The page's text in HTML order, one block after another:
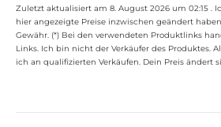
Zuletzt aktualisiert am 8. August 2026 um 02:15 .
hier angezeigte Preise inzwischen geändert
Gewähr. (*) Bei den verwendeten Produktlinks
Links. Ich bin nicht der Verkäufer des Produktes.
ich an qualifizierten Verkäufen. Dein Preis ändert